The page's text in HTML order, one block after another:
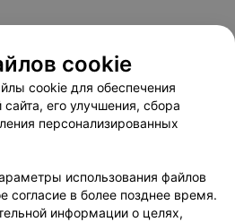
студентам и пенсионерам
за 5 BYN»
BYN»
cookie
cookie для обеспечения
сайта, его улучшения, сбора
персонализированных
использования файлов
согласие в более позднее время.
информации о целях,